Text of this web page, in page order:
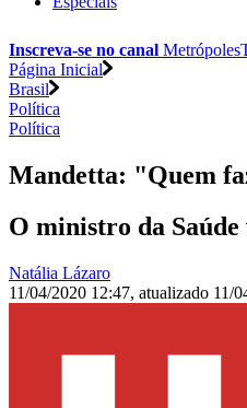
Inscreva-se no canal
Página Inicial
Brasil
Política
Política
Mandetta: "Quem
O ministro da
Natália Lázaro
11/04/2020 12:47, atualizado 11/